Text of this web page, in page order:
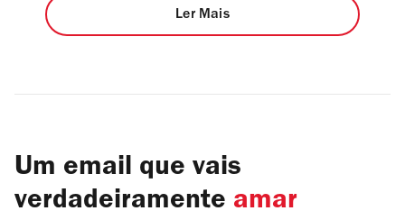
Ler Mais
Um email que vais
verdadeiramente amar